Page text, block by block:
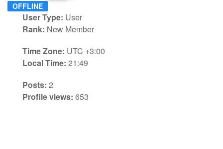
OFFLINE
User Type: User
Rank: New Member
Time Zone: UTC +3:00
Local Time: 21:49
Posts: 2
Profile views: 653